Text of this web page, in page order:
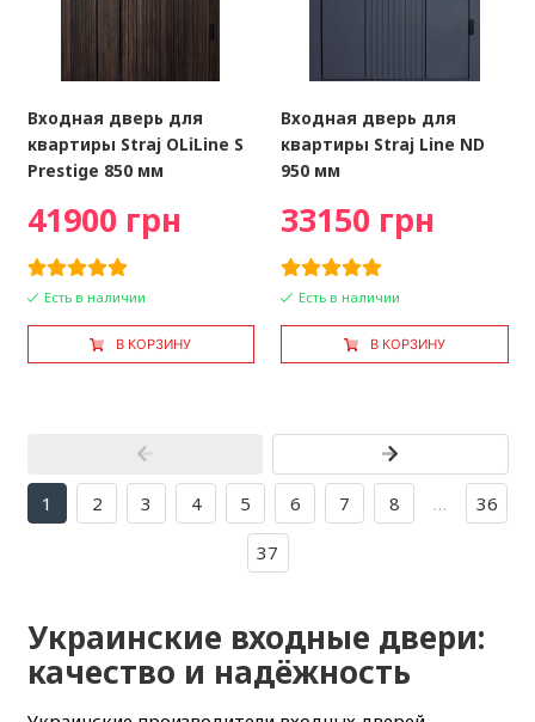
Входная дверь для
квартиры Straj OLiLine S
Prestige 850 мм
41900 грн
Есть в наличии
В КОРЗИНУ
Входная дверь для
квартиры Straj Line ND
950 мм
33150 грн
Есть в наличии
В КОРЗИНУ
1 2 3 4 5 6 7 8 … 36
37
Украинские входные двери:
качество и надёжность